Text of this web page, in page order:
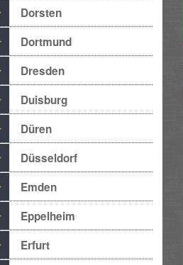
Dorsten
Dortmund
Dresden
Duisburg
Düren
Düsseldorf
Emden
Eppelheim
Erfurt